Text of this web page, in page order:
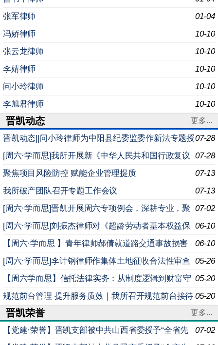
01-04
张军律师
10-10
冯娇律师
10-10
张云龙律师
10-10
李婧律师
10-10
问小玲律师
10-10
李旭君律师
晋凯动态 更多...
07-28
晋凯动态||问小玲律师为中阳县纪委监委作新法专题授
课
07-28
[周六·学而思]我所开展新《中华人民共和国行政复议
法实施条例》专题学习例会
07-13
聚焦项目风险防控 赋能企业管理提质
07-13
我所破产团队召开专题工作会议
07-02
[周六·学而思]晋凯开展周六专项例会，深耕专业，聚
焦法律沟通多维能力提升
06-10
[周六·学而思]刘振杰律师对《超龄劳动者基本权益保
障暂行规定》进行专题解读
06-10
【周六·学而思 】青年律师郝倩就道路交通事故损害
赔偿司法解释（二）实务要点深度解析进行专题分享 05-26
[周六·学而思]李计钢律师作集体土地征收合法性审查
实务专题分享
05-20
【周六学而思】信托法律实务：从制度逻辑到财富守
护
05-20
规范前台管理 提升服务质效｜我所召开规范前台接待
座谈会
晋凯荣誉 更多...
07-02
【党建·荣誉】晋凯支部被中共山西省委授予“全省先